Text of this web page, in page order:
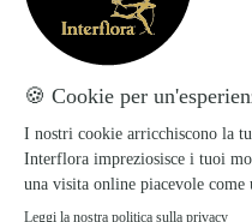
Posizionare in
evitando il sole
Pulire le foglie
necessario.
Proteggere da
improvvise di